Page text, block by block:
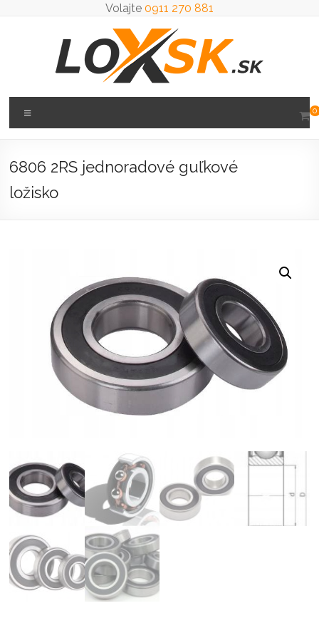
Volajte 0911 270 881
Loxsk
predaj
0
6806 2RS jednoradové guľkové
ložisko